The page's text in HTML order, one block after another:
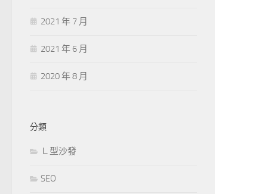
2021 年 7 月
2021 年 6 月
2020 年 8 月
分類
Ｌ型沙發
SEO